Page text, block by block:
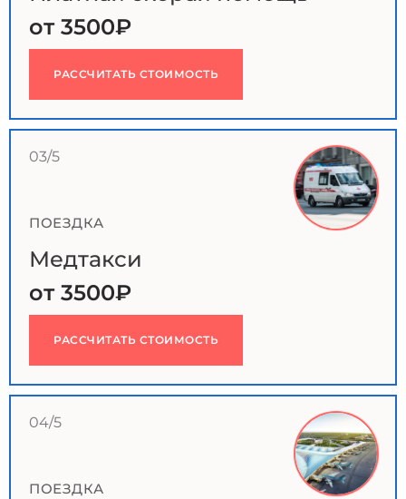
от 3500₽
РАССЧИТАТЬ СТОИМОСТЬ
03/5
ПОЕЗДКА
Медтакси
от 3500₽
РАССЧИТАТЬ СТОИМОСТЬ
04/5
ПОЕЗДКА